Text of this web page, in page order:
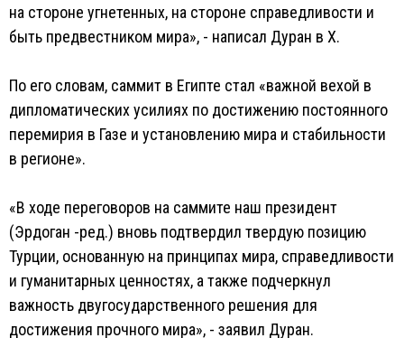
на стороне угнетенных, на стороне справедливости и
быть предвестником мира», - написал Дуран в Х.
По его словам, саммит в Египте стал «важной вехой в
дипломатических усилиях по достижению постоянного
перемирия в Газе и установлению мира и стабильности
в регионе».
«В ходе переговоров на саммите наш президент
(Эрдоган -ред.) вновь подтвердил твердую позицию
Турции, основанную на принципах мира, справедливости
и гуманитарных ценностях, а также подчеркнул
важность двугосударственного решения для
достижения прочного мира», - заявил Дуран.